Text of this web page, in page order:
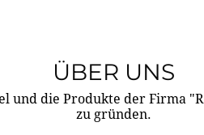
ÜBER UNS
und die Produkte der Firma
zu gründen.